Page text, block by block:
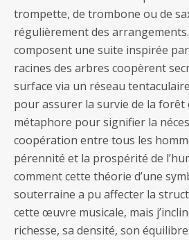
trompette, de trombone ou de
régulièrement des
composent une suite inspirée
racines des arbres coopèrent
surface via un réseau
pour assurer la survie de la forêt
métaphore pour signifier la
coopération entre tous les
pérennité et la prospérité de
comment cette théorie d’une
souterraine a pu affecter la
cette œuvre musicale, mais
richesse, sa densité, son